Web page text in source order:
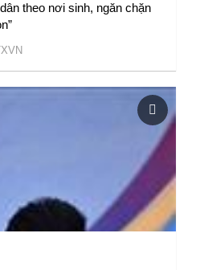
theo nơi sinh, ngăn chặn